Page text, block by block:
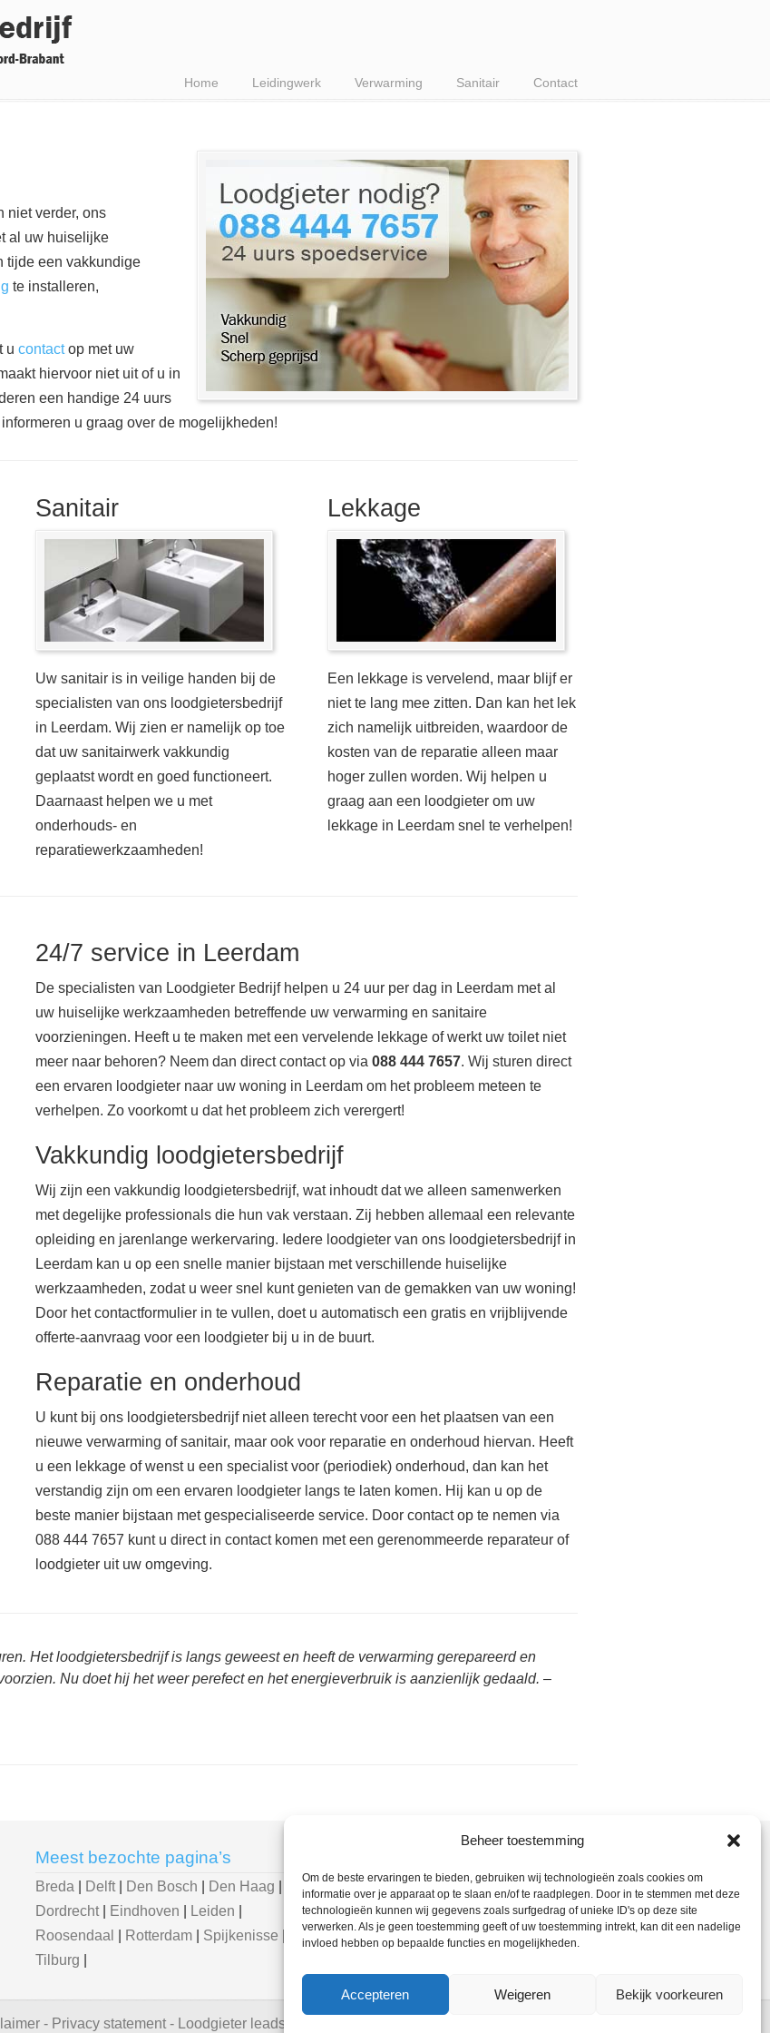
Beheer toestemming
Om de beste ervaringen te bieden, gebruiken wij technologieën zoals cookies om
informatie over je apparaat op te slaan en/of te raadplegen. Door in te stemmen met deze
technologieën kunnen wij gegevens zoals surfgedrag of unieke ID's op deze site
verwerken. Als je geen toestemming geeft of uw toestemming intrekt, kan dit een nadelige
invloed hebben op bepaalde functies en mogelijkheden.
Accepteren Weigeren Bekijk voorkeuren
Home Leidingwerk Verwarming Sanitair Contact
niet verder, ons
al uw huiselijke
tijde een vakkundige
te installeren,
u contactop met uw
hiervoor niet uit of u in
een handige 24 uurs
u graag over de mogelijkheden!
Sanitair
Uw sanitair is in veilige handen bij de
specialisten van ons loodgietersbedrijf
in Leerdam. Wij zien er namelijk op toe
dat uw sanitairwerk vakkundig
geplaatst wordt en goed functioneert.
Daarnaast helpen we u met
onderhouds- en
reparatiewerkzaamheden!
Lekkage
Een lekkage is vervelend, maar blijf er
niet te lang mee zitten. Dan kan het lek
zich namelijk uitbreiden, waardoor de
kosten van de reparatie alleen maar
hoger zullen worden. Wij helpen u
graag aan een loodgieter om uw
lekkage in Leerdam snel te verhelpen!
24/7 service in Leerdam
De specialisten van Loodgieter Bedrijf helpen u 24 uur per dag in Leerdam met al
uw huiselijke werkzaamheden betreffende uw verwarming en sanitaire
voorzieningen. Heeft u te maken met een vervelende lekkage of werkt uw toilet niet
meer naar behoren? Neem dan direct contact op via 088 444 7657. Wij sturen direct
een ervaren loodgieter naar uw woning in Leerdam om het probleem meteen te
verhelpen. Zo voorkomt u dat het probleem zich verergert!
Vakkundig loodgietersbedrijf
Wij zijn een vakkundig loodgietersbedrijf, wat inhoudt dat we alleen samenwerken
met degelijke professionals die hun vak verstaan. Zij hebben allemaal een relevante
opleiding en jarenlange werkervaring. Iedere loodgieter van ons loodgietersbedrijf in
Leerdam kan u op een snelle manier bijstaan met verschillende huiselijke
werkzaamheden, zodat u weer snel kunt genieten van de gemakken van uw woning!
Door het contactformulier in te vullen, doet u automatisch een gratis en vrijblijvende
offerte-aanvraag voor een loodgieter bij u in de buurt.
Reparatie en onderhoud
U kunt bij ons loodgietersbedrijf niet alleen terecht voor een het plaatsen van een
nieuwe verwarming of sanitair, maar ook voor reparatie en onderhoud hiervan. Heeft
u een lekkage of wenst u een specialist voor (periodiek) onderhoud, dan kan het
verstandig zijn om een ervaren loodgieter langs te laten komen. Hij kan u op de
beste manier bijstaan met gespecialiseerde service. Door contact op te nemen via
088 444 7657 kunt u direct in contact komen met een gerenommeerde reparateur of
loodgieter uit uw omgeving.
Het loodgietersbedrijf is langs geweest en heeft de verwarming gerepareerd en
Nu doet hij het weer perefect en het energieverbruik is aanzienlijk gedaald. –
Meest bezochte pagina’s
Breda Delft Den Bosch Den Haag
Dordrecht
Eindhoven Leiden
Roosendaal
Rotterdam Spijkenisse
Tilburg
Loodgieter Bedrijf> Loodgieter
Leerdam – 088 444 7657
loodgietersbedrijf
- Privacy statement - Loodgieter leads